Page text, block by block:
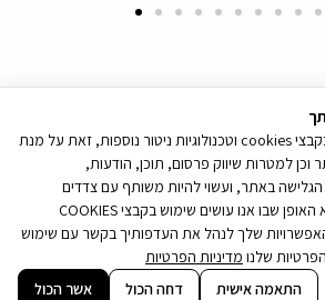
לידיעתך, האתר משתמש בקבצי cookies וטכנולוגיות ניטור נוספות, זאת על מנת
וכן למטרות שיווק פרסום, תוכן, הודעות,
הגלישה באתר, ועשוי להיות משותף עם צדדים
שלישיים. למידע נוסף בנושא האופן שבו אנו עושים שימוש בקבצי COOKIES
והאפשרויות שלך לנהל את העדפותיך בקשר עם שימוש
שלנו מדיניות הפרטיות
התאמה אישית דחה הכול אשר הכול